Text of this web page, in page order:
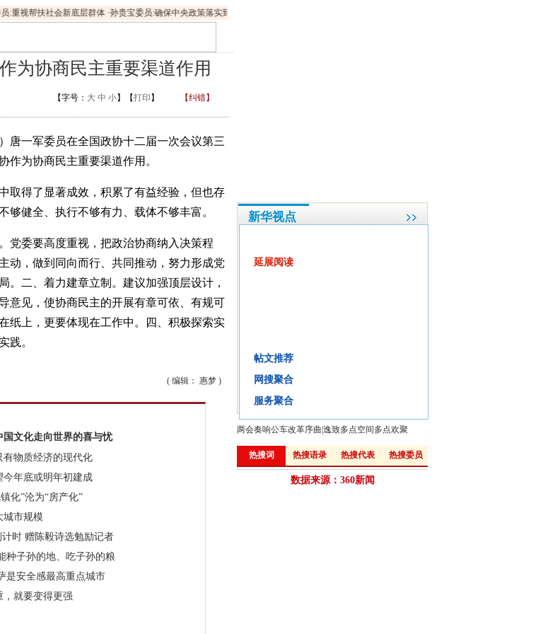
延展阅读
帖文推荐
网搜聚合
服务聚合
:重视帮扶社会新底层群体·孙贵宝委员:确保中央政策落实到位和政令畅通
为协商民主重要渠道作用
【字号： 大 中 小】【打印 】 【纠错】
一军委员在全国政协十二届一次会议第三
作为协商民主重要渠道作用。
得了显著成效，积累了有益经验，但也存
够健全、执行不够有力、载体不够丰富。
委要高度重视，把政治协商纳入决策程
动，做到同向而行、共同推动，努力形成党
。二、着力建章立制。建议加强顶层设计，
意见，使协商民主的开展有章可依、有规可
纸上，更要体现在工作中。四、积极探索实
践。
( 编辑： 惠梦 )
国文化走向世界的喜与忧
物质经济的现代化
年底或明年初建成
化”沦为“房产化”
城市规模
时 赠陈毅诗选勉励记者
种子孙的地、吃子孙的粮
是安全感最高重点城市
，就要变得更强
新华视点
代表委员“会诊”医患矛盾
医患矛盾源于不信任 解决矛盾先化“疑”
新华网评：如何避免医患间矛盾悲剧？
两会奏响公车改革序曲 逸致多点空间多点欢聚